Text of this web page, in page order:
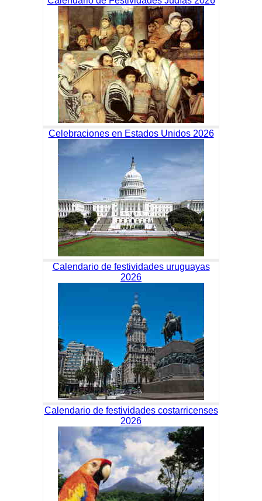
Celebraciones en Estados Unidos 2026
Calendario de festividades uruguayas
2026
Calendario de festividades costarricenses
2026